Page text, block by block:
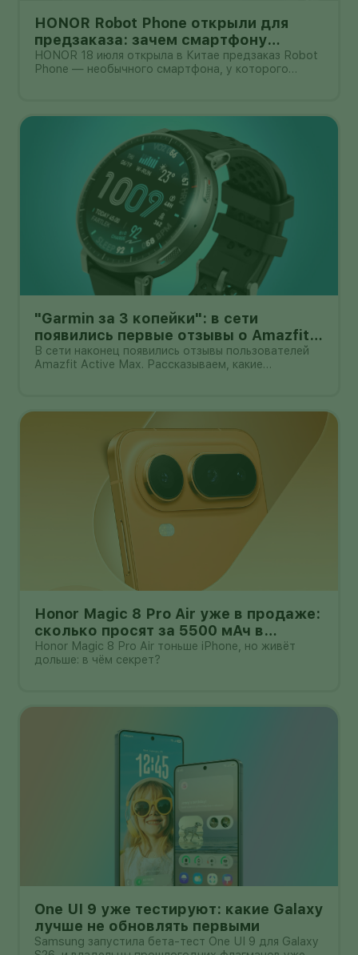
HONOR Robot Phone открыли для
предзаказа: зачем смартфону
камера на роботизированной руке
HONOR 18 июля открыла в Китае предзаказ Robot
Phone — необычного смартфона, у которого
"Garmin за 3 копейки": в сети
появились первые отзывы о Amazfit
Active Max с оффлайн-картами
В сети наконец появились отзывы пользователей
Amazfit Active Max. Рассказываем, какие
Honor Magic 8 Pro Air уже в продаже:
сколько просят за 5500 мАч в
корпусе толщиной всего 6,1 мм?
Honor Magic 8 Pro Air тоньше iPhone, но живёт
дольше: в чём секрет?
One UI 9 уже тестируют: какие Galaxy
лучше не обновлять первыми
Samsung запустила бета-тест One UI 9 для Galaxy